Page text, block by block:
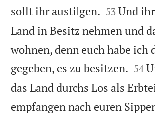
sollt ihr austilgen. 

53 Und
Land in Besitz nehmen und
wohnen, denn euch habe ich
gegeben, es zu besitzen. 

54
das Land durchs Los als
empfangen nach euren